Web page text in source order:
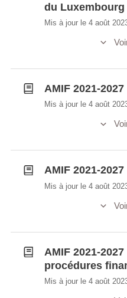
du Luxembourg
Mis à jour le 4 août
AMIF 2021-
Mis à jour le 4 août
AMIF 2021-
Mis à jour le 4 août
AMIF 2021-
procédures
Mis à jour le 4 août